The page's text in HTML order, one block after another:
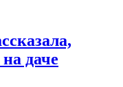
даче